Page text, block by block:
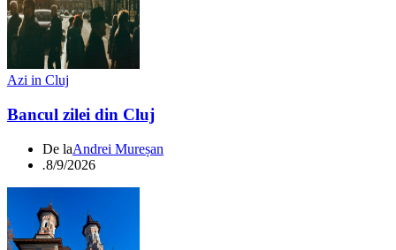
Azi in Cluj
Bancul zilei din Cluj
De laAndrei Mureșan
.8/9/2026